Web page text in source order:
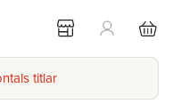
titlar